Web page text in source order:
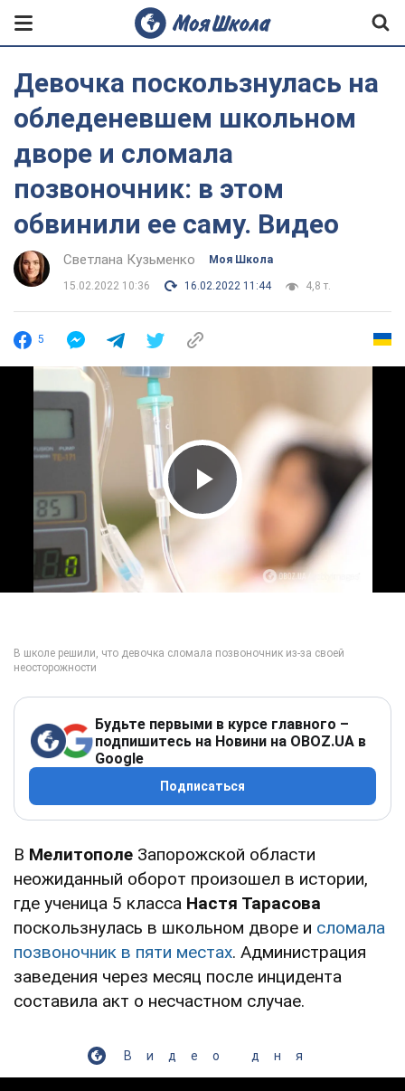
Девочка поскользнулась на
обледеневшем школьном
дворе и сломала
позвоночник: в этом
обвинили ее саму. Видео
Светлана Кузьменко Моя Школа
15.02.2022 10:36 16.02.2022 11:44 4,8 т.
5
Play Video
Будьте первыми в курсе главного –
подпишитесь на Новини на OBOZ.UA в
Google
Подписаться
В Мелитополе Запорожской области
неожиданный оборот произошел в истории,
где ученица 5 класса Настя Тарасова
поскользнулась в школьном дворе и сломала
позвоночник в пяти местах. Администрация
заведения через месяц после инцидента
составила акт о несчастном случае.
Видео дня